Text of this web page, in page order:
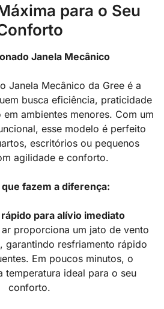
para o Seu
Janela Mecânico
Janela Mecânico da Gree é a
busca eficiência, praticidade
ambientes menores. Com um
esse modelo é perfeito
escritórios ou pequenos
agilidade e conforto.
fazem a diferença:
para alívio imediato
proporciona um jato de vento
garantindo resfriamento rápido
Em poucos minutos, o
temperatura ideal para o seu
conforto.